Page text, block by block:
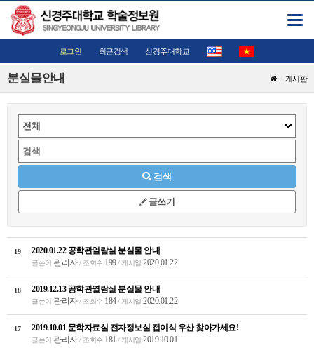
로그인 최근검색 신경주대학교
분실물안내 게시판
검색
글쓰기
19 2020.01.22 공학관열람실 분실물 안내
글쓴이 관리자/ 조회수 199/ 게시일 2020.01.22
18 2019.12.13 공학관열람실 분실물 안내
글쓴이 관리자/ 조회수 184/ 게시일 2020.01.22
17 2019.10.01 문학자료실 전자정보실 접이식 우산 찾아가세요!
글쓴이 관리자/ 조회수 181 / 게시일 2019.10.01